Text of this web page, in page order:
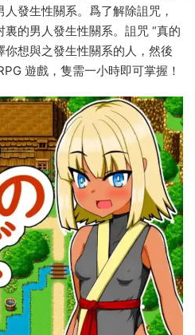
發生性關系。爲了解除詛咒，
的男人發生性關系。詛咒 “真的
想與之發生性關系的人，然後
遊戲，隻需一小時即可掌握！